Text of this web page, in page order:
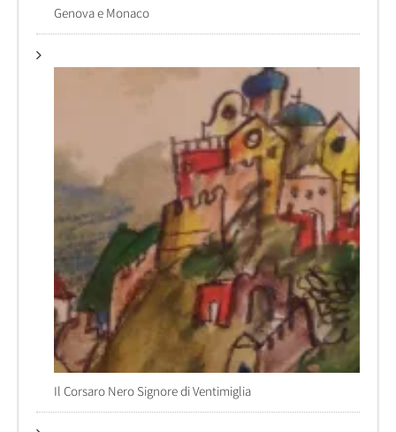
Genova e Monaco
Il Corsaro Nero Signore di Ventimiglia